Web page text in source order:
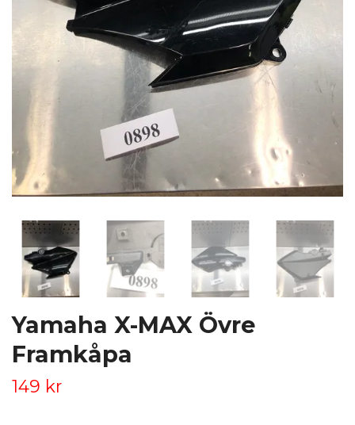
Yamaha X-MAX Övre
Framkåpa
149 kr